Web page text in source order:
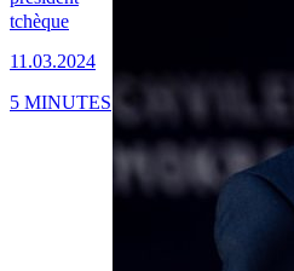
tchèque
11.03.2024
5 MINUTES